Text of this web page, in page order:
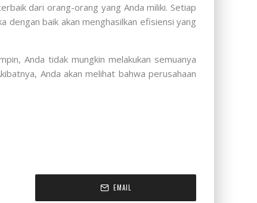
dari orang-orang yang Anda miliki. Setiap
dengan baik akan menghasilkan efisiensi yang
Anda tidak mungkin melakukan semuanya
Anda akan melihat bahwa perusahaan
EMAIL